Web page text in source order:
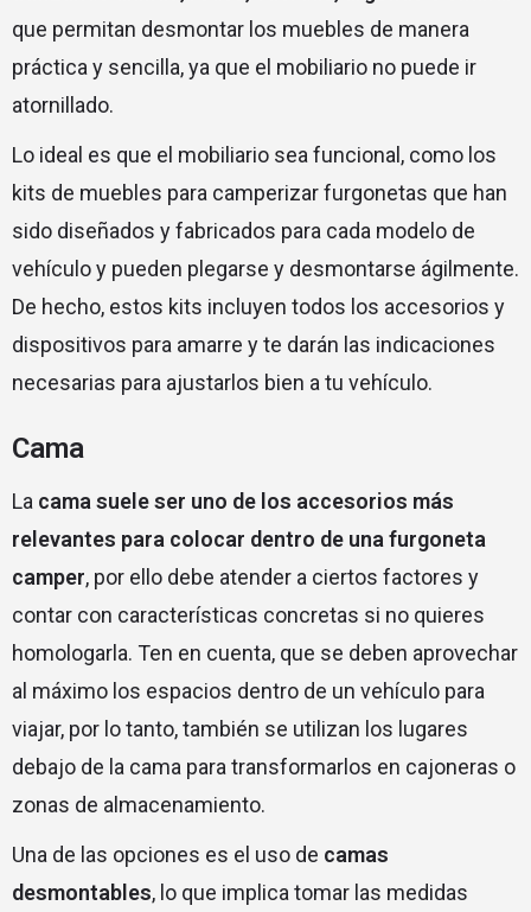
que permitan desmontar los muebles de manera
práctica y sencilla, ya que el mobiliario no puede ir
atornillado.
Lo ideal es que el mobiliario sea funcional, como los
kits de muebles para camperizar furgonetas que han
sido diseñados y fabricados para cada modelo de
vehículo y pueden plegarse y desmontarse ágilmente.
De hecho, estos kits incluyen todos los accesorios y
dispositivos para amarre y te darán las indicaciones
necesarias para ajustarlos bien a tu vehículo.
Cama
La cama suele ser uno de los accesorios más
relevantes para colocar dentro de una furgoneta
camper, por ello debe atender a ciertos factores y
contar con características concretas si no quieres
homologarla. Ten en cuenta, que se deben aprovechar
al máximo los espacios dentro de un vehículo para
viajar, por lo tanto, también se utilizan los lugares
debajo de la cama para transformarlos en cajoneras o
zonas de almacenamiento.
Una de las opciones es el uso de camas
desmontables, lo que implica tomar las medidas